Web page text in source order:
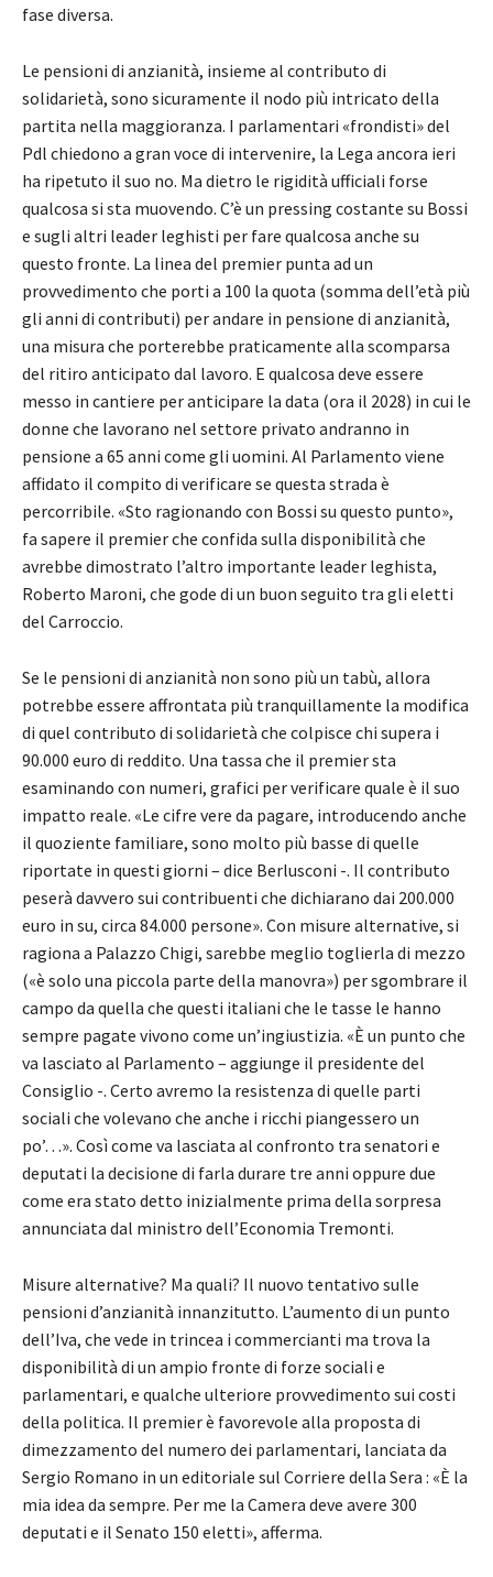
fase diversa.
Le pensioni di anzianità, insieme al contributo di
solidarietà, sono sicuramente il nodo più intricato della
partita nella maggioranza. I parlamentari «frondisti» del
Pdl chiedono a gran voce di intervenire, la Lega ancora ieri
ha ripetuto il suo no. Ma dietro le rigidità ufficiali forse
qualcosa si sta muovendo. C’è un pressing costante su Bossi
e sugli altri leader leghisti per fare qualcosa anche su
questo fronte. La linea del premier punta ad un
provvedimento che porti a 100 la quota (somma dell’età più
gli anni di contributi) per andare in pensione di anzianità,
una misura che porterebbe praticamente alla scomparsa
del ritiro anticipato dal lavoro. E qualcosa deve essere
messo in cantiere per anticipare la data (ora il 2028) in cui le
donne che lavorano nel settore privato andranno in
pensione a 65 anni come gli uomini. Al Parlamento viene
affidato il compito di verificare se questa strada è
percorribile. «Sto ragionando con Bossi su questo punto»,
fa sapere il premier che confida sulla disponibilità che
avrebbe dimostrato l’altro importante leader leghista,
Roberto Maroni, che gode di un buon seguito tra gli eletti
del Carroccio.
Se le pensioni di anzianità non sono più un tabù, allora
potrebbe essere affrontata più tranquillamente la modifica
di quel contributo di solidarietà che colpisce chi supera i
90.000 euro di reddito. Una tassa che il premier sta
esaminando con numeri, grafici per verificare quale è il suo
impatto reale. «Le cifre vere da pagare, introducendo anche
il quoziente familiare, sono molto più basse di quelle
riportate in questi giorni – dice Berlusconi -. Il contributo
peserà davvero sui contribuenti che dichiarano dai 200.000
euro in su, circa 84.000 persone». Con misure alternative, si
ragiona a Palazzo Chigi, sarebbe meglio toglierla di mezzo
(«è solo una piccola parte della manovra») per sgombrare il
campo da quella che questi italiani che le tasse le hanno
sempre pagate vivono come un’ingiustizia. «È un punto che
va lasciato al Parlamento – aggiunge il presidente del
Consiglio -. Certo avremo la resistenza di quelle parti
sociali che volevano che anche i ricchi piangessero un
po’…». Così come va lasciata al confronto tra senatori e
deputati la decisione di farla durare tre anni oppure due
come era stato detto inizialmente prima della sorpresa
annunciata dal ministro dell’Economia Tremonti.
Misure alternative? Ma quali? Il nuovo tentativo sulle
pensioni d’anzianità innanzitutto. L’aumento di un punto
dell’Iva, che vede in trincea i commercianti ma trova la
disponibilità di un ampio fronte di forze sociali e
parlamentari, e qualche ulteriore provvedimento sui costi
della politica. Il premier è favorevole alla proposta di
dimezzamento del numero dei parlamentari, lanciata da
Sergio Romano in un editoriale sul Corriere della Sera : «È la
mia idea da sempre. Per me la Camera deve avere 300
deputati e il Senato 150 eletti», afferma.